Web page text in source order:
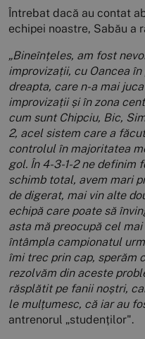
Întrebat dacă au contat
echipei noastre, Sabău a
„Bineînțeles, am fost
improvizații, cu Oancea
dreapta, care n-a mai
improvizații și în zona
cum sunt Chipciu, Bic,
2, acel sistem care a
controlul în majoritatea
gol. În 4-3-1-2 ne definim
schimb total, avem mari
de digerat, mai vin alte
echipă care poate să
asta mă preocupă cel
întâmpla campionatul
îmi trec prin cap, sperăm
rezolvăm din aceste
răsplătit pe fanii noștri,
le mulțumesc, că iar au
antrenorul „studenților".